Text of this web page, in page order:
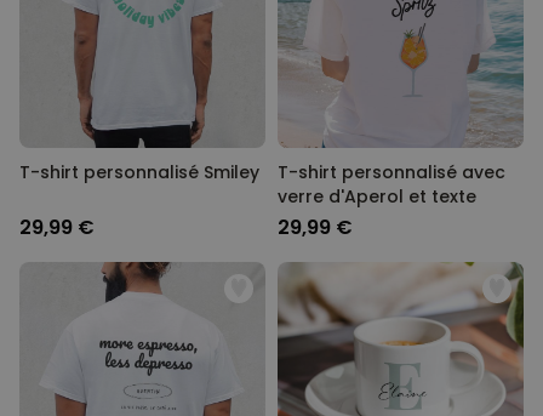
T-shirt personnalisé Smiley
29,99 €
T-shirt personnalisé avec
verre d'Aperol et texte
29,99 €